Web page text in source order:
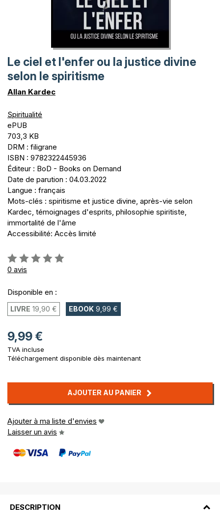
Le ciel et l'enfer ou la justice divine
selon le spiritisme
Allan Kardec
Spiritualité
ePUB
703,3 KB
DRM : filigrane
ISBN : 9782322445936
Éditeur : BoD - Books on Demand
Date de parution : 04.03.2022
Langue : français
Mots-clés : spiritisme et justice divine, après-vie selon
Kardec, témoignages d'esprits, philosophie spiritiste,
immortalité de l'âme
Accessibilité: Accès limité
Évaluation:
0%
0 avis
Disponible en :
LIVRE 19,90 € EBOOK 9,99 €
9,99 €
TVA incluse
Téléchargement disponible dès maintenant
AJOUTER AU PANIER
Ajouter à ma liste d'envies
Laisser un avis
DESCRIPTION